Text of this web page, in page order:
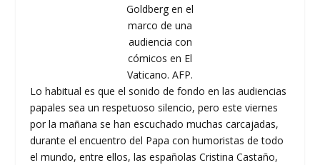
Goldberg en el
marco de una
audiencia con
cómicos en El
Vaticano. AFP.
Lo habitual es que el sonido de fondo en las audiencias
papales sea un respetuoso silencio, pero este viernes
por la mañana se han escuchado muchas carcajadas,
durante el encuentro del Papa con humoristas de todo
el mundo, entre ellos, las españolas Cristina Castaño,